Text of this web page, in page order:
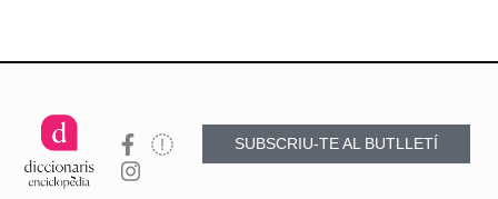
SUBSCRIU-TE AL BUTLLETÍ